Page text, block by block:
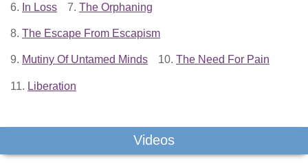
6. In Loss 7. The Orphaning
8. The Escape From Escapism
9. Mutiny Of Untamed Minds 10. The Need For Pain
11. Liberation
Videos